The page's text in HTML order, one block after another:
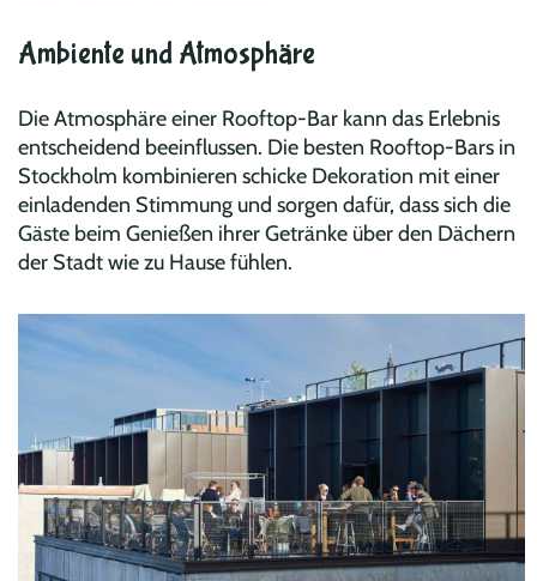
Ambiente und Atmosphäre
Die Atmosphäre einer Rooftop-Bar kann das Erlebnis
entscheidend beeinflussen. Die besten Rooftop-Bars in
Stockholm kombinieren schicke Dekoration mit einer
einladenden Stimmung und sorgen dafür, dass sich die
Gäste beim Genießen ihrer Getränke über den Dächern
der Stadt wie zu Hause fühlen.